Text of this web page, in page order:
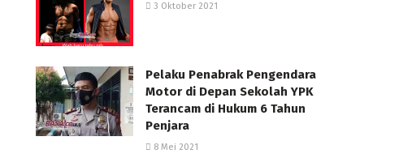
3 Oktober 2021
Pelaku Penabrak Pengendara
Motor di Depan Sekolah YPK
Terancam di Hukum 6 Tahun
Penjara
8 Mei 2021